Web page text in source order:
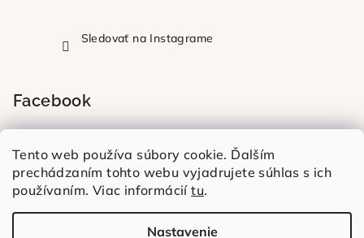
Tento web používa súbory cookie. Ďalším
prechádzaním tohto webu vyjadrujete súhlas s ich
používaním. Viac informáciítu.
Nastavenie
Sledovať na Instagrame
Facebook